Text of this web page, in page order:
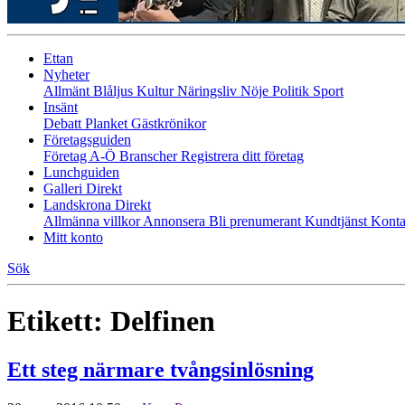
Ettan
Nyheter
Allmänt Blåljus KulturNäringsliv Nöje Politik Sport
Insänt
Debatt Planket Gästkrönikor
Företagsguiden
Företag A-Ö BranscherRegistrera ditt företag
Lunchguiden
Galleri Direkt
Landskrona Direkt
Allmänna villkorAnnonsera Bli prenumerant Kundtjänst
Mitt konto
Sök
Etikett: Delfinen
Ett steg närmare tvångsinlösning